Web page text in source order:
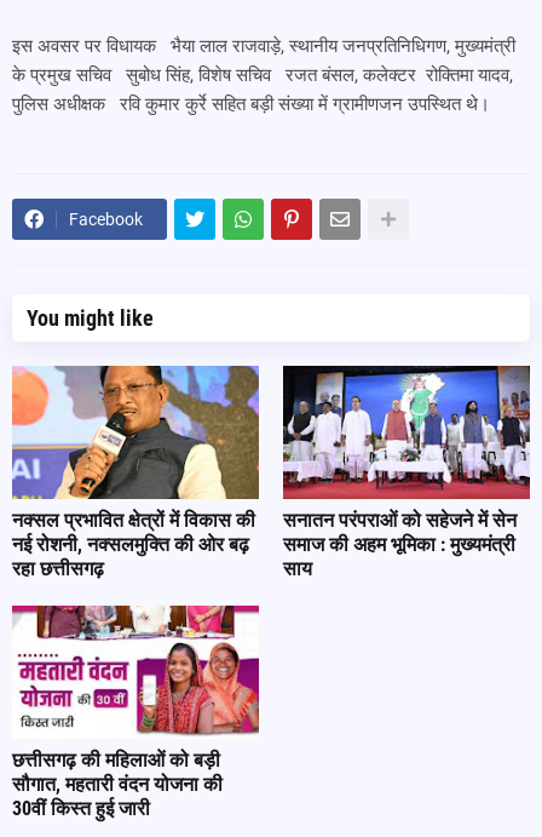
इस अवसर पर विधायक भैया लाल राजवाड़े, स्थानीय जनप्रतिनिधिगण, मुख्यमंत्री
के प्रमुख सचिव सुबोध सिंह, विशेष सचिव रजत बंसल, कलेक्टर रोक्तिमा यादव,
पुलिस अधीक्षक रवि कुमार कुर्रे सहित बड़ी संख्या में ग्रामीणजन उपस्थित थे।
Facebook
You might like
नक्सल प्रभावित क्षेत्रों में विकास की
नई रोशनी, नक्सलमुक्ति की ओर बढ़
रहा छत्तीसगढ़
सनातन परंपराओं को सहेजने में सेन
समाज की अहम भूमिका : मुख्यमंत्री
साय
छत्तीसगढ़ की महिलाओं को बड़ी
सौगात, महतारी वंदन योजना की
30वीं किस्त हुई जारी